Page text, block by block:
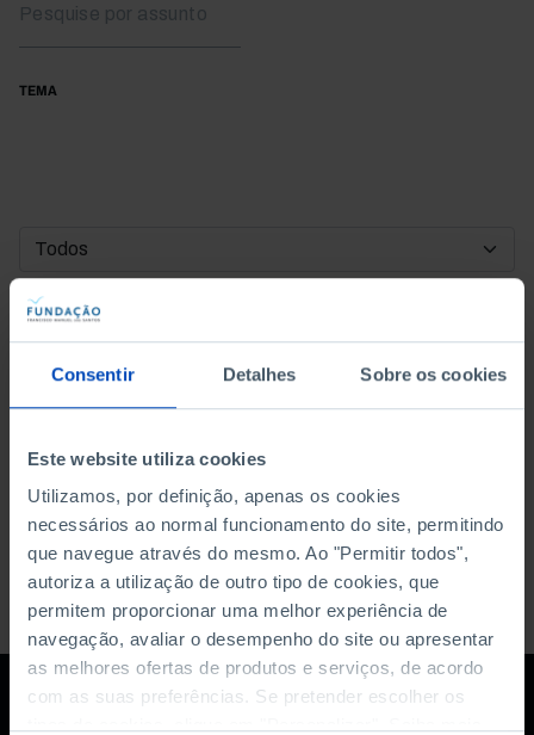
Consentir Detalhes Sobre os cookies
Este website utiliza cookies
Utilizamos, por definição, apenas os cookies
necessários ao normal funcionamento do site, permitindo
que navegue através do mesmo. Ao "Permitir todos",
autoriza a utilização de outro tipo de cookies, que
permitem proporcionar uma melhor experiência de
navegação, avaliar o desempenho do site ou apresentar
as melhores ofertas de produtos e serviços, de acordo
com as suas preferências. Se pretender escolher os
TEMA
DATA DE INÍCIO
DATA DE FIM